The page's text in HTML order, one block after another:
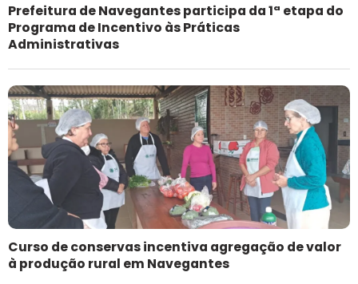
Prefeitura de Navegantes participa da 1ª etapa do
Programa de Incentivo às Práticas
Administrativas
Curso de conservas incentiva agregação de valor
à produção rural em Navegantes